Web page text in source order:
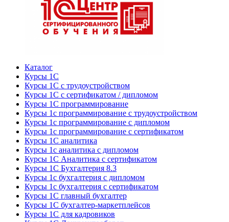
Каталог
Курсы 1С
Курсы 1С с трудоустройством
Курсы 1С с сертификатом / дипломом
Курсы 1С программирование
Курсы 1с программирование с трудоустройством
Курсы 1с программирование с дипломом
Курсы 1с программирование с сертификатом
Курсы 1С аналитика
Курсы 1с аналитика с дипломом
Курсы 1С Аналитика с сертификатом
Курсы 1С Бухгалтерия 8.3
Курсы 1с бухгалтерия с дипломом
Курсы 1с бухгалтерия с сертификатом
Курсы 1С главный бухгалтер
Курсы 1С бухгалтер-маркетплейсов
Курсы 1С для кадровиков